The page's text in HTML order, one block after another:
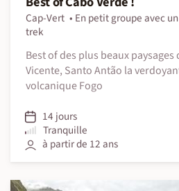
Cap-Vert En petit groupe avec
trek
Best of des plus beaux paysages
Vicente, Santo Antão la
volcanique Fogo
14 jours
Tranquille
à partir de 12 ans